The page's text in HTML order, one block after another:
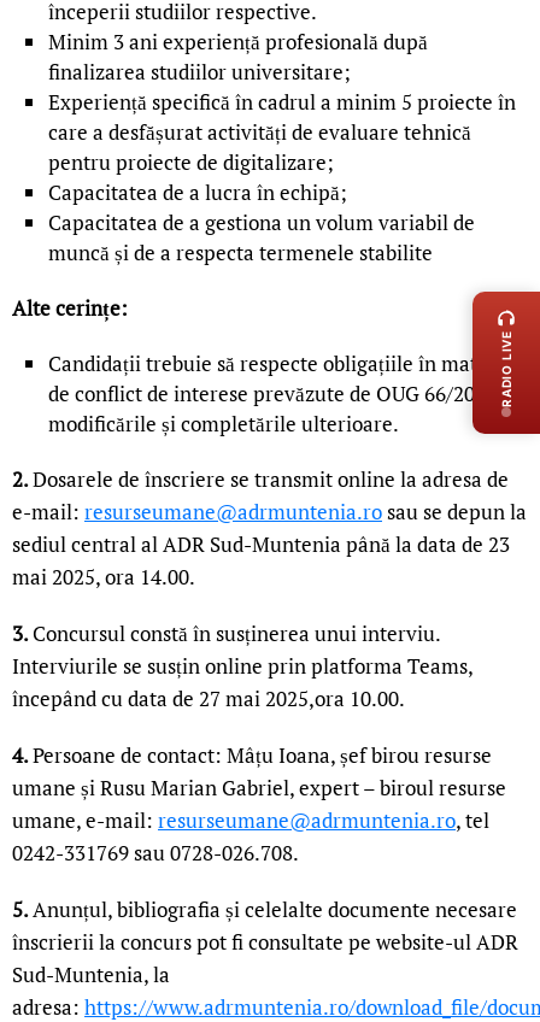
începerii studiilor respective.
Minim 3 ani experiență profesională după
finalizarea studiilor universitare;
Experiență specifică în cadrul a minim 5 proiecte în
care a desfășurat activități de evaluare tehnică
pentru proiecte de digitalizare;
Capacitatea de a lucra în echipă;
Capacitatea de a gestiona un volum variabil de
muncă și de a respecta termenele stabilite
Alte cerințe:
Candidații trebuie să respecte obligațiile în materie
de conflict de interese prevăzute de OUG 66/2011, cu
modificările și completările ulterioare.
2.Dosarele de înscriere se transmit online la adresa de
e-mail: resurseumane@adrmuntenia.rosau se depun la
sediul central al ADR Sud-Muntenia până la data de 23
mai 2025, ora 14.00.
3.Concursul constă în susținerea unui interviu.
Interviurile se susțin online prin platforma Teams,
începând cu data de 27 mai 2025,ora 10.00.
4.Persoane de contact: Mâțu Ioana, șef birou resurse
umane și Rusu Marian Gabriel, expert – biroul resurse
umane, e-mail: resurseumane@adrmuntenia.ro, tel
0242-331769 sau 0728-026.708.
5.Anunțul, bibliografia și celelalte documente necesare
înscrierii la concurs pot fi consultate pe website-ul ADR
Sud-Muntenia, la
adresa: https://www.adrmuntenia.ro/download_file/
RADIO LIVE